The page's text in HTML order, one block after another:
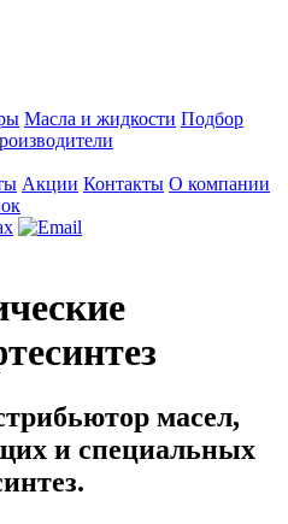
Масла и жидкости Подбор
Акции Контакты О компании
масел,
и специальных